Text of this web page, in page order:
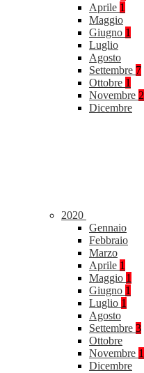
Aprile 1
Maggio
Giugno 1
Luglio
Agosto
Settembre 7
Ottobre 1
Novembre 2
Dicembre
2020
Gennaio
Febbraio
Marzo
Aprile 1
Maggio 1
Giugno 1
Luglio 1
Agosto
Settembre 3
Ottobre
Novembre 1
Dicembre